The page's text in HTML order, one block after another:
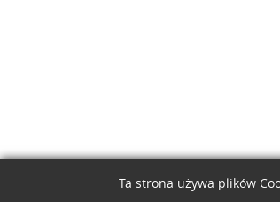
Ta strona używa plików